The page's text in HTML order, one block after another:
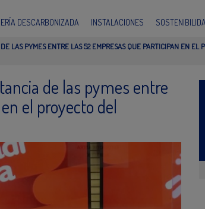
DESCARBONIZADA INSTALACIONES
LAS PYMES ENTRE LAS 52 EMPRESAS QUE PARTICIPAN EN
de las pymes entre
el proyecto del